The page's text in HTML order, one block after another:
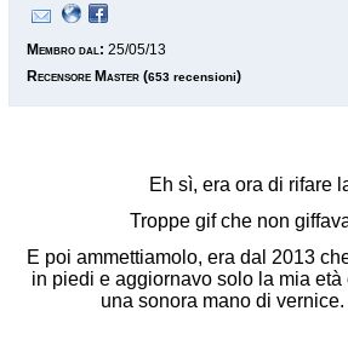
Membro dal: 25/05/13
Recensore Master (653 recensioni)
Eh sì, era ora di rifare
Troppe gif che non
E poi ammettiamolo, era dal 2013
in piedi e aggiornavo solo la mia età
una sonora mano di vernice.